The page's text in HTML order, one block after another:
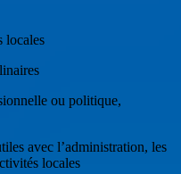
locales
ou politique,
avec l’administration, les
locales